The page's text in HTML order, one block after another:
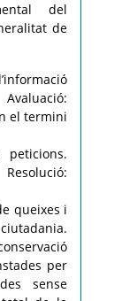
del
de
el termini
peticions.
queixes i
per
sense